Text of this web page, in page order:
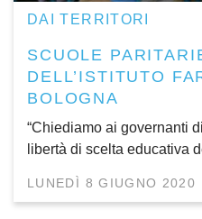
DAI TERRITORI
SCUOLE
DELL’ISTITUTO
BOLOGNA
“Chiediamo ai governanti
libertà di scelta educativa
LUNEDÌ 8 GIUGNO 2020